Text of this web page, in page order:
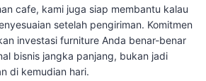
cafe, kami juga siap membantu kalau
setelah pengiriman. Komitmen
investasi furniture Anda benar-benar
bisnis jangka panjang, bukan jadi
di kemudian hari.